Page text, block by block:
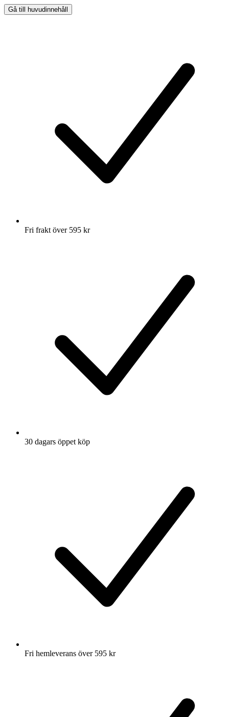
Gå till huvudinnehåll
Fri frakt över 595 kr
30 dagars öppet köp
Fri hemleverans över 595 kr